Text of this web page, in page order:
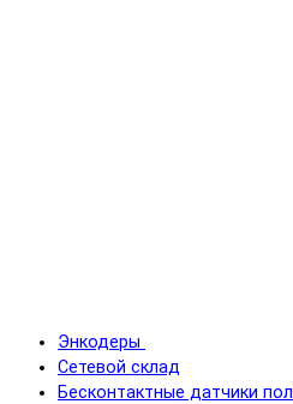
Энкодеры
Сетевой склад
Бесконтактные датчики